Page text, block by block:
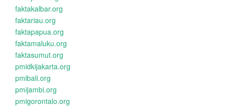
faktakalbar.org
faktariau.org
faktapapua.org
faktamaluku.org
faktasumut.org
pmidkijakarta.org
pmibali.org
pmijambi.org
pmigorontalo.org